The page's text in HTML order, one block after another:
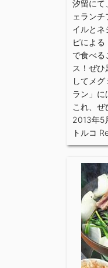
汐留にて
ェラン
イルとネ
ピによ
で食べる
ス！ぜ
してメ
ラン」に
これ、ぜ
2013年5
トルコ